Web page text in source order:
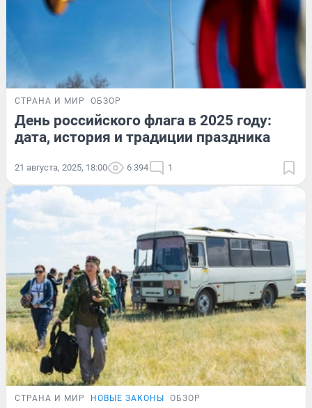
СТРАНА И МИР ОБЗОР
День российского флага в 2025 году:
дата, история и традиции праздника
21 августа, 2025, 18:00 6 394 1
СТРАНА И МИР НОВЫЕ ЗАКОНЫ ОБЗОР